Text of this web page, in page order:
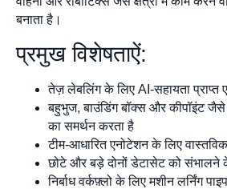
बनाता है।
प्रमुख विशेषताऐं:
तेज़ लेबलिंग के लिए AI-सहायता प्राप्त
बहुभुज, बाउंडिंग बॉक्स और कीपॉइंट जैसे
का समर्थन करता है
टीम-आधारित एनोटेशन के लिए
छोटे और बड़े दोनों डेटासेट को
निर्बाध वर्कफ़्लो के लिए मशीन लर्निंग